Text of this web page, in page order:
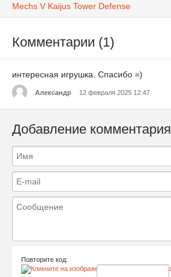
Mechs V Kaijus Tower Defense
Комментарии (1)
интересная игрушка. Спасибо =)
Александр 12 февраля 2025 12:47
Добавление комментария
Повторите код: